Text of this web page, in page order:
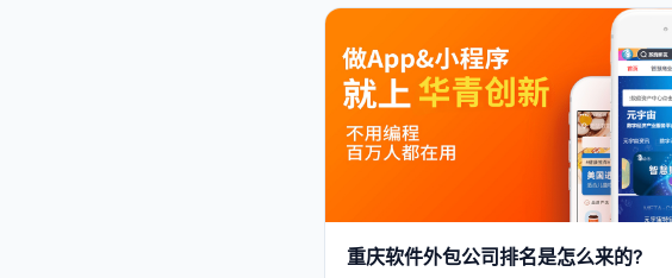
重庆软件外包公司排名是怎么来的?